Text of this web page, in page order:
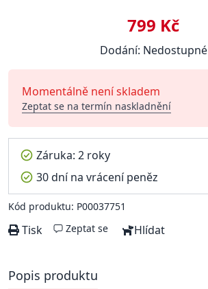
799 Kč
Dodání: Nedostupné
Momentálně není skladem
Zeptat se na termín naskladnění
Záruka: 2 roky
30 dní na vrácení peněz
Kód produktu: P00037751
Tisk Zeptat se Hlídat
Popis produktu